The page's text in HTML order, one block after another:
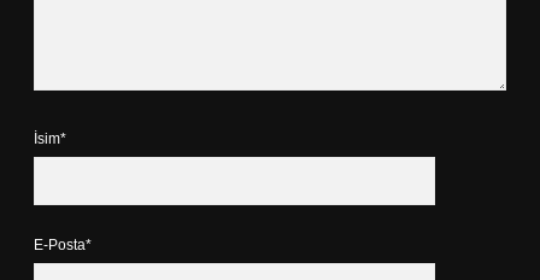
İsim*
E-Posta*